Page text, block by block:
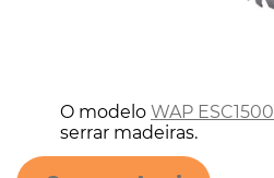
O modelo WAP ESC1500
serrar madeiras.